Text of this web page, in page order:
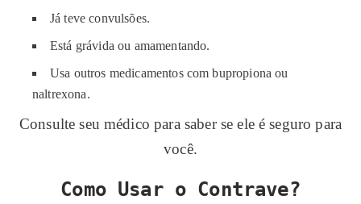
Já teve convulsões.
Está grávida ou amamentando.
Usa outros medicamentos com bupropiona ou
naltrexona.
Consulte seu médico para saber se ele é seguro para
você.
Como Usar o Contrave?